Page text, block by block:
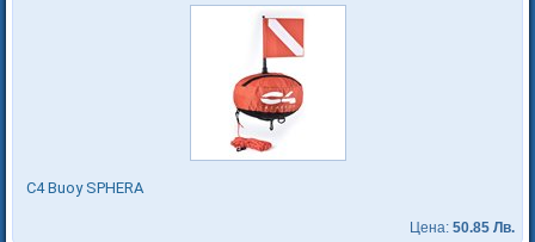
C4 Buoy SPHERA
Цена: 50.85 Лв.